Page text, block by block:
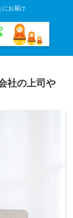
にお届け
社の上司や